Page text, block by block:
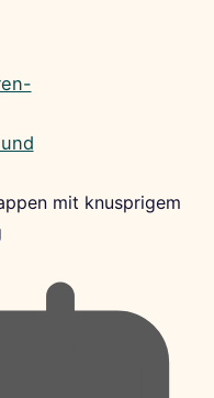
mit knusprigem